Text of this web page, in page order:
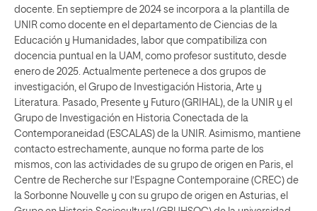
docente. En septiempre de 2024 se incorpora a la plantilla de
UNIR como docente en el departamento de Ciencias de la
Educación y Humanidades, labor que compatibiliza con
docencia puntual en la UAM, como profesor sustituto, desde
enero de 2025. Actualmente pertenece a dos grupos de
investigación, el Grupo de Investigación Historia, Arte y
Literatura. Pasado, Presente y Futuro (GRIHAL), de la UNIR y el
Grupo de Investigación en Historia Conectada de la
Contemporaneidad (ESCALAS) de la UNIR. Asimismo, mantiene
contacto estrechamente, aunque no forma parte de los
mismos, con las actividades de su grupo de origen en Paris, el
Centre de Recherche sur l’Espagne Contemporaine (CREC) de
la Sorbonne Nouvelle y con su grupo de origen en Asturias, el